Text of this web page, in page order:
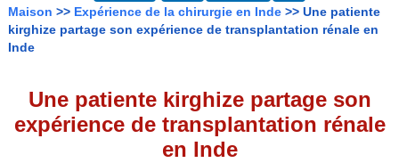
Maison >> Expérience de la chirurgie en Inde >> Une patiente
kirghize partage son expérience de transplantation rénale en
Inde
Une patiente kirghize partage son
expérience de transplantation rénale
en Inde